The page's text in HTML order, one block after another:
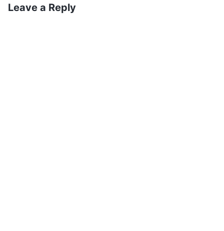
た。これは神に逆らうこと。そのとき恐怖を覚え、
Leave a Reply